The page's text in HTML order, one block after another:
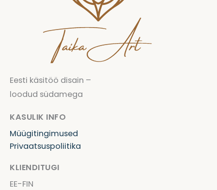
Eesti käsitöö disain –
loodud südamega
KASULIK INFO
Müügitingimused
Privaatsuspoliitika
KLIENDITUGI
EE-FIN